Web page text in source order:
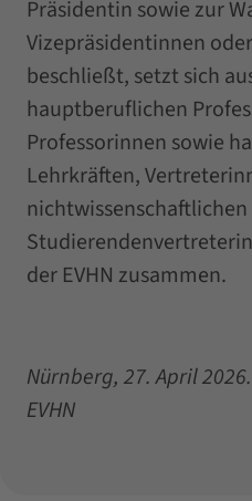
Präsidentin sowie zur
Vizepräsidentinnen
beschließt, setzt sich
hauptberuflichen
Professorinnen sowie
Lehrkräften,
der EVHN zusammen.
Nürnberg, 27. April
EVHN